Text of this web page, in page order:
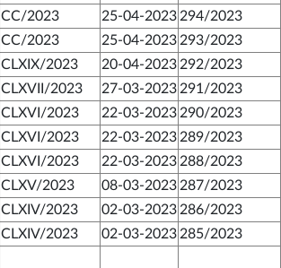
CC/2023
25-04-2023 294/2023
CC/2023
25-04-2023 293/2023
CLXIX/2023
20-04-2023 292/2023
CLXVII/2023
27-03-2023 291/2023
CLXVI/2023
22-03-2023 290/2023
CLXVI/2023
22-03-2023 289/2023
CLXVI/2023
22-03-2023 288/2023
CLXV/2023
08-03-2023 287/2023
CLXIV/2023
02-03-2023 286/2023
CLXIV/2023
02-03-2023 285/2023